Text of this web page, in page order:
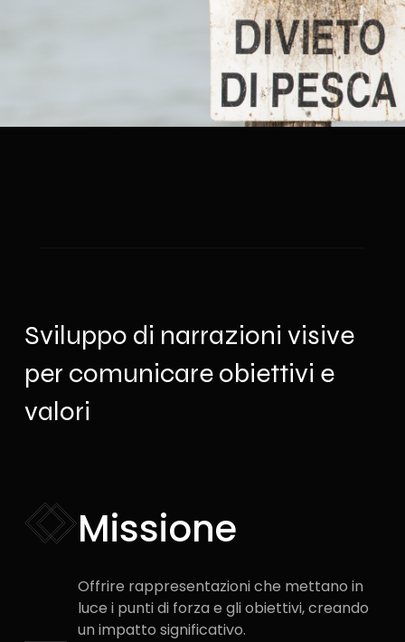
Sviluppo di narrazioni visive
per comunicare obiettivi e
valori
Missione
Offrire rappresentazioni che mettano in
luce i punti di forza e gli obiettivi, creando
un impatto significativo.